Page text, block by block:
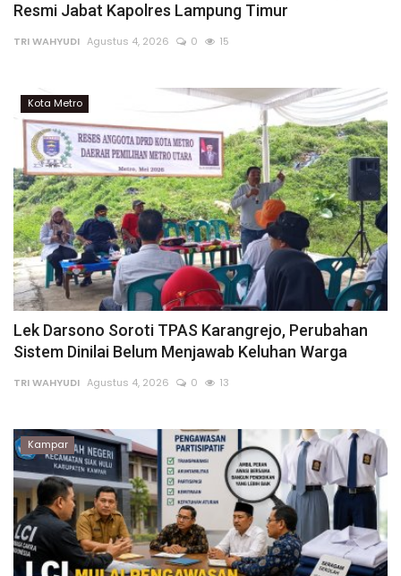
Resmi Jabat Kapolres Lampung Timur
TRI WAHYUDI Agustus 4, 2026 0 15
Kota Metro
Lek Darsono Soroti TPAS Karangrejo, Perubahan
Sistem Dinilai Belum Menjawab Keluhan Warga
TRI WAHYUDI Agustus 4, 2026 0 13
Kampar